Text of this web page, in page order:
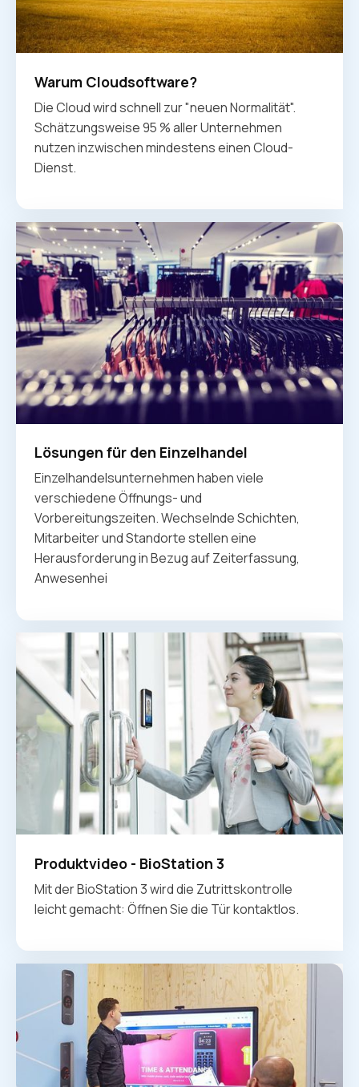
Warum Cloudsoftware?
Die Cloud wird schnell zur "neuen Normalität".
Schätzungsweise 95 % aller Unternehmen
nutzen inzwischen mindestens einen Cloud-
Dienst.
Lösungen für den Einzelhandel
Einzelhandelsunternehmen haben viele
verschiedene Öffnungs- und
Vorbereitungszeiten. Wechselnde Schichten,
Mitarbeiter und Standorte stellen eine
Herausforderung in Bezug auf Zeiterfassung,
Anwesenhei
Produktvideo - BioStation 3
Mit der BioStation 3 wird die Zutrittskontrolle
leicht gemacht: Öffnen Sie die Tür kontaktlos.